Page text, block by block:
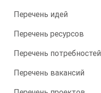
Перечень идей
Перечень ресурсов
Перечень потребностей
Перечень вакансий